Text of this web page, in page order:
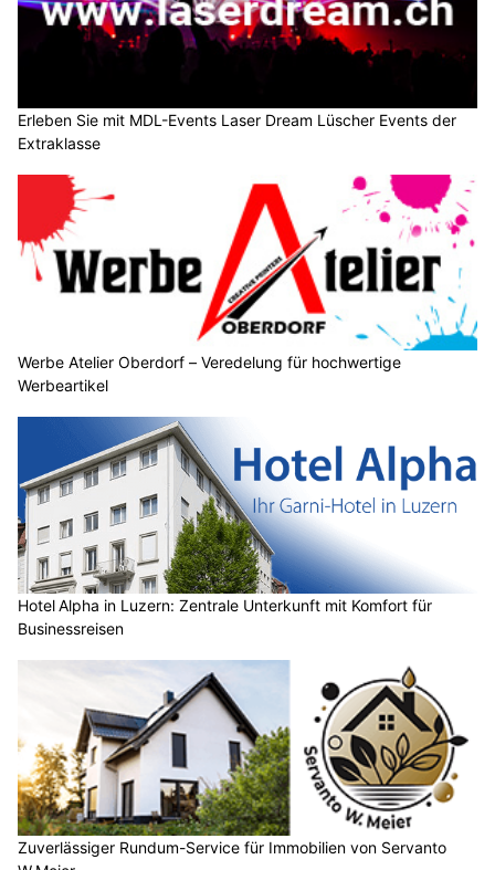
Erleben Sie mit MDL-Events Laser Dream Lüscher Events der
Extraklasse
Werbe Atelier Oberdorf – Veredelung für hochwertige
Werbeartikel
Hotel Alpha in Luzern: Zentrale Unterkunft mit Komfort für
Businessreisen
Zuverlässiger Rundum-Service für Immobilien von Servanto